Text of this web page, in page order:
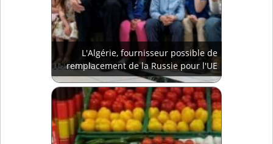
L'Algérie, fournisseur possible de
remplacement de la Russie pour l'UE